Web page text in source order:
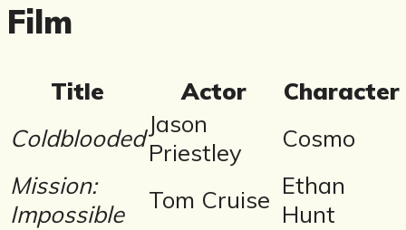
Film
Title Actor
Character
Coldblooded Jason
Priestley
Cosmo
Mission:
Impossible
Tom Cruise Ethan
Hunt